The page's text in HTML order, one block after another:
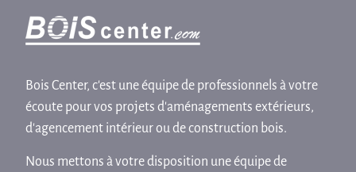
Bois Center, c'est une équipe de professionnels à votre
écoute pour vos projets d'aménagements extérieurs,
d'agencement intérieur ou de construction bois.
Nous mettons à votre disposition une équipe de